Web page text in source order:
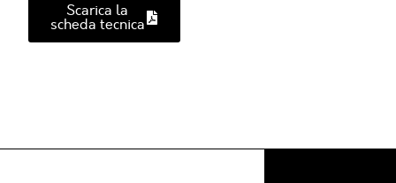
Scarica la
scheda tecnica